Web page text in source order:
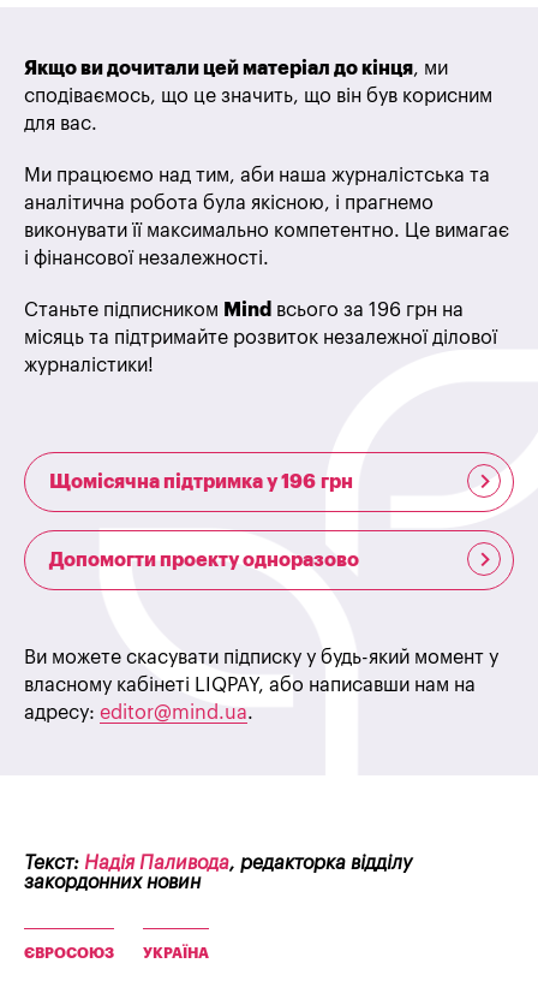
Якщо ви дочитали цей матеріал до кінця, ми
сподіваємось, що це значить, що він був корисним
для вас.
Ми працюємо над тим, аби наша журналістська та
аналітична робота була якісною, і прагнемо
виконувати її максимально компетентно. Це вимагає
і фінансової незалежності.
Станьте підписником Mind всього за 196 грн на
місяць та підтримайте розвиток незалежної ділової
журналістики!
Щомісячна підтримка у 196 грн
Допомогти проекту одноразово
Ви можете скасувати підписку у будь-який момент у
власному кабінеті LIQPAY, або написавши нам на
адресу: editor@mind.ua.
Текст: Надія Паливода, редакторка відділу
закордонних новин
ЄВРОСОЮЗ УКРАЇНА